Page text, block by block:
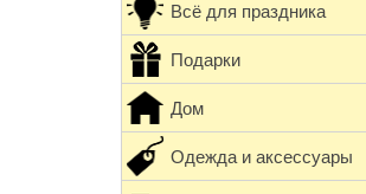
Всё для праздника
Подарки
Дом
Одежда и аксессуары